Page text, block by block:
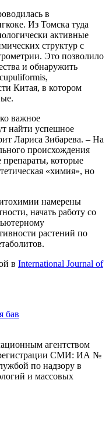
в
Из Томска туда
активные
структур с
Это позволило
и обнаружить
Китая, в котором
важное
найти успешное
Лариса Зибарева. – На
происхождения
препараты, которые
«химия», но
намерены
начать работу со
растений по
в International Journal of
бав
агентством
регистрации СМИ: ИА №
по надзору в
и массовых